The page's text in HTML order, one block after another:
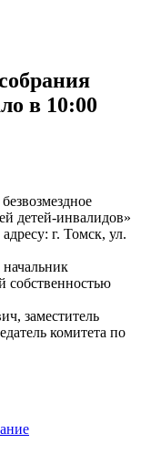
в 10:00
детей-инвалидов»
г. Томск, ул.
собственностью
заместитель
комитета по